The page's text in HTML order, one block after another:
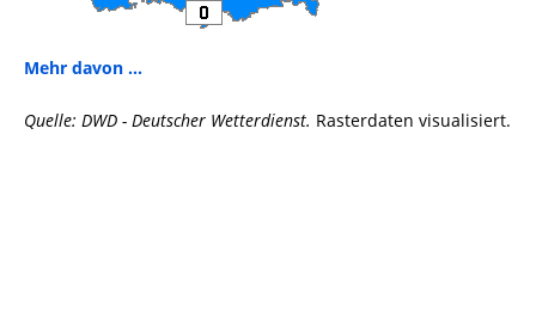
Mehr davon ...
Quelle: DWD - Deutscher Wetterdienst. Rasterdaten visualisiert.